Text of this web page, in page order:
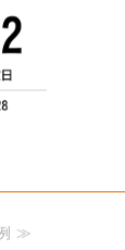
人.net
≫